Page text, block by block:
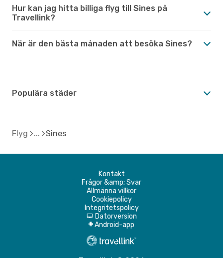
Hur kan jag hitta billiga flyg till Sines på
Travellink?
När är den bästa månaden att besöka Sines?
Populära städer
Flyg Sines
Kontakt
Frågor &amp; Svar
Allmänna villkor
Cookiepolicy
Integritetspolicy
d Datorversion
A Android-app